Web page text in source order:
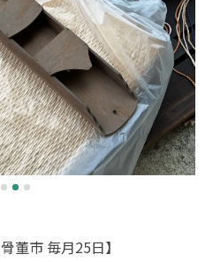
董市 毎月25日】